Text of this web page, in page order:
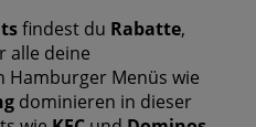
findest du Rabatte,
alle deine
Hamburger Menüs wie
dominieren in dieser